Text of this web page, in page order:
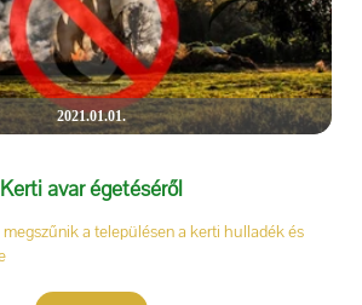
2021.01.01.
Kerti avar égetéséről
a településen a kerti hulladék és